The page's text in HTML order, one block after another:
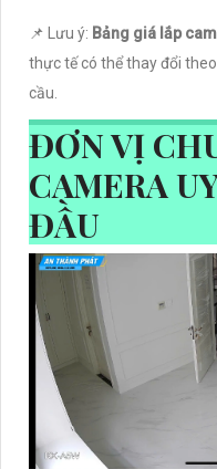
📌 Lưu ý: Bảng giá lắp
thực tế có thể thay đổi
cầu.
ĐƠN VỊ
CAMERA
ĐẦU